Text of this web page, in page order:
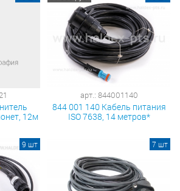
12м
арт.: 844001140
844 001 140 Кабель питания
ISO 7638, 14 метров*
9 шт 7 шт